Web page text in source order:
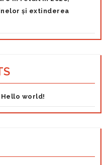
și extinderea
Hello world!